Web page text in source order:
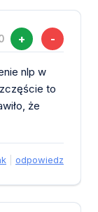
+ -
nlp w
to
że
odpowiedz